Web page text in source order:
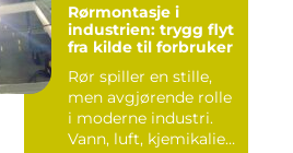
Rørmontasje i
industrien: trygg flyt
fra kilde til forbruker
Rør spiller en stille,
men avgjørende rolle
i moderne industri.
Vann, luft, kjemikalier,